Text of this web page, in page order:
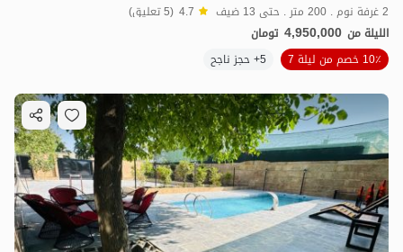
2 غرفة نوم . 200 متر . حتى 13 ضيف 4.7 (5 تعليق)
الليلة من 4,950,000 تومان
10٪ خصم من ليلة 7
5+ حجز ناجح